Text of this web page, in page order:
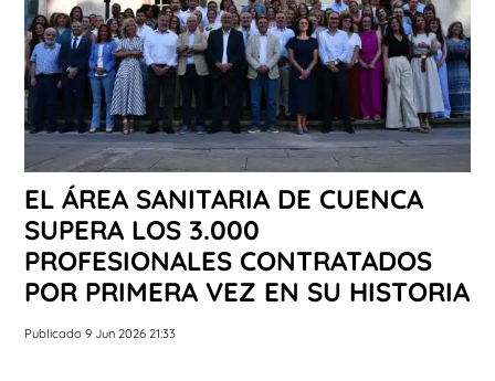
EL ÁREA SANITARIA DE CUENCA
SUPERA LOS 3.000
PROFESIONALES CONTRATADOS
POR PRIMERA VEZ EN SU HISTORIA
Publicado 9 Jun 2026 21:33